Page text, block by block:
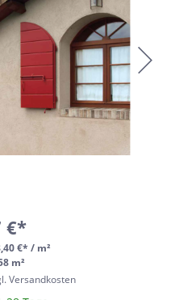
€*
€* / m²
m²
Versandkosten